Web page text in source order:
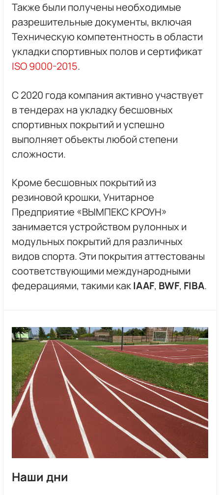
Также были получены необходимые
разрешительные документы, включая
Техническую компетентность в области
укладки спортивных полов и сертификат
ISO 9000-2015.
С 2020 года компания активно участвует
в тендерах на укладку бесшовных
спортивных покрытий и успешно
выполняет объекты любой степени
сложности.
Кроме бесшовных покрытий из
резиновой крошки, Унитарное
Предприятие «ВЫМПЕКС КРОУН»
занимается устройством рулонных и
модульных покрытий для различных
видов спорта. Эти покрытия аттестованы
соответствующими международными
федерациями, такими какIAAF, BWF, FIBA.
Наши дни